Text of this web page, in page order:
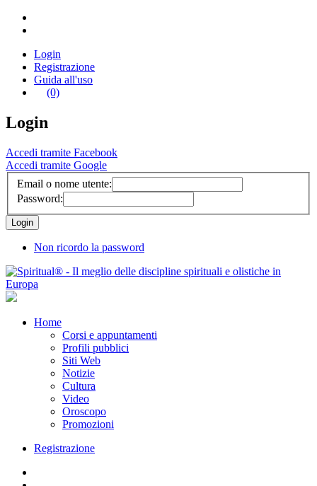
Login
Registrazione
Guida all'uso
(0)
Login
Accedi tramite Facebook
Accedi tramite Google
Email o nome utente:
Password:
Non ricordo la password
Home
Corsi e appuntamenti
Profili pubblici
Siti Web
Notizie
Cultura
Video
Oroscopo
Promozioni
Registrazione